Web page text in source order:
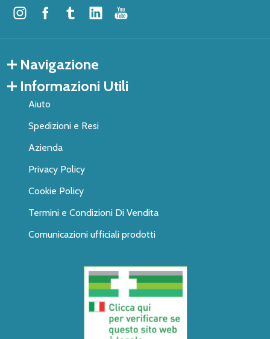
Navigazione
Informazioni Utili
Aiuto
Spedizioni e Resi
Azienda
Privacy Policy
Cookie Policy
Termini e Condizioni Di Vendita
Comunicazioni ufficiali prodotti